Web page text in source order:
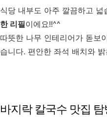
식당 내부도 아주 깔끔하고 넓
한 리필이에요!!^^
따뜻한 나무 인테리어가 돋보
습니다. 편안한 좌석 배치와
바지락 칼국수 맛집 탐